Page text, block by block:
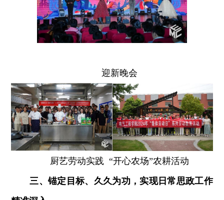
迎新晚会
厨艺劳动实践 “开心农场”农耕活动
三、锚定目标、久久为功，实现日常思政工作